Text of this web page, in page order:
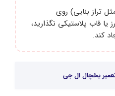
تراز بنایی) روی
قاب پلاستیکی نگذارید،
کند.
یخچال ال جی